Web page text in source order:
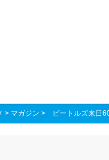
> マガジン > ビートルズ来日